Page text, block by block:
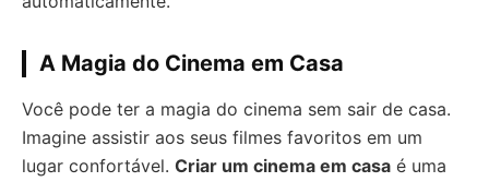
A Magia do Cinema em Casa
Você pode ter a magia do cinema sem sair de casa.
Imagine assistir aos seus filmes favoritos em um
lugar confortável. Criar um cinema em casa é uma